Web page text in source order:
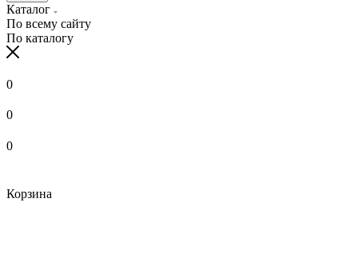
Каталог
По всему сайту
По каталогу
0
0
0
Корзина